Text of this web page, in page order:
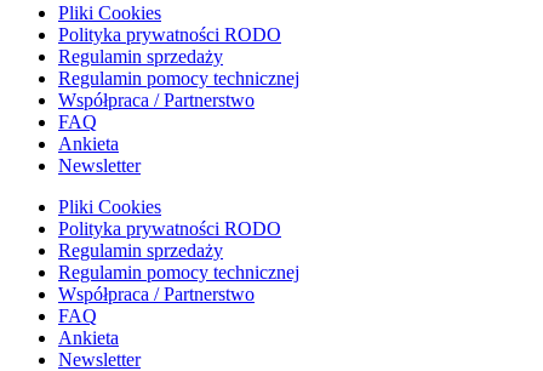
Pliki Cookies
Polityka prywatności RODO
Regulamin sprzedaży
Regulamin pomocy technicznej
Współpraca / Partnerstwo
FAQ
Ankieta
Newsletter
Pliki Cookies
Polityka prywatności RODO
Regulamin sprzedaży
Regulamin pomocy technicznej
Współpraca / Partnerstwo
FAQ
Ankieta
Newsletter